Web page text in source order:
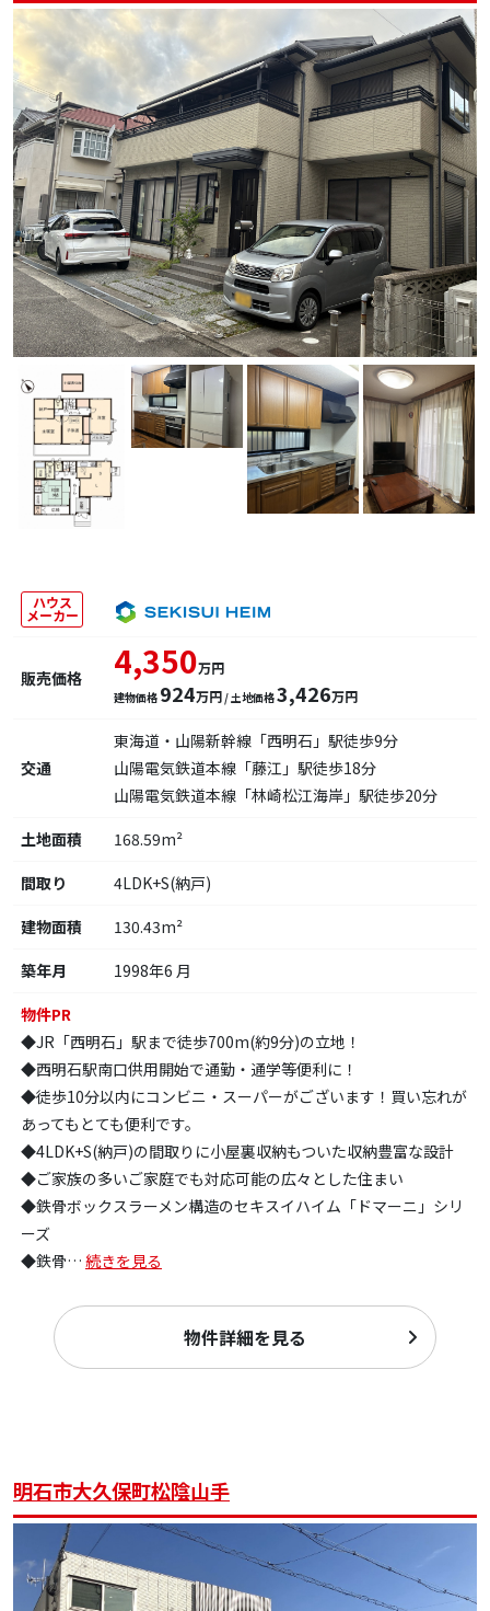
ハウス
メーカー
販売価格 4,350万円
建物価格 924万円/ 土地価格3,426万円
交通
東海道・山陽新幹線「西明石」駅徒歩9分
山陽電気鉄道本線「藤江」駅徒歩18分
山陽電気鉄道本線「林崎松江海岸」駅徒歩20分
土地面積
168.59m²
間取り
4LDK+S(納戸)
建物面積
130.43m²
築年月
1998年6 月
物件PR
◆JR「西明石」駅まで徒歩700m(約9分)の立地！
◆西明石駅南口供用開始で通勤・通学等便利に！
◆徒歩10分以内にコンビニ・スーパーがございます！買い忘れが
あってもとても便利です。
◆4LDK+S(納戸)の間取りに小屋裏収納もついた収納豊富な設計
◆ご家族の多いご家庭でも対応可能の広々とした住まい
◆鉄骨ボックスラーメン構造のセキスイハイム「ドマーニ」シリ
ーズ
◆鉄骨… 続きを見る
物件詳細を見る
明石市大久保町松陰山手